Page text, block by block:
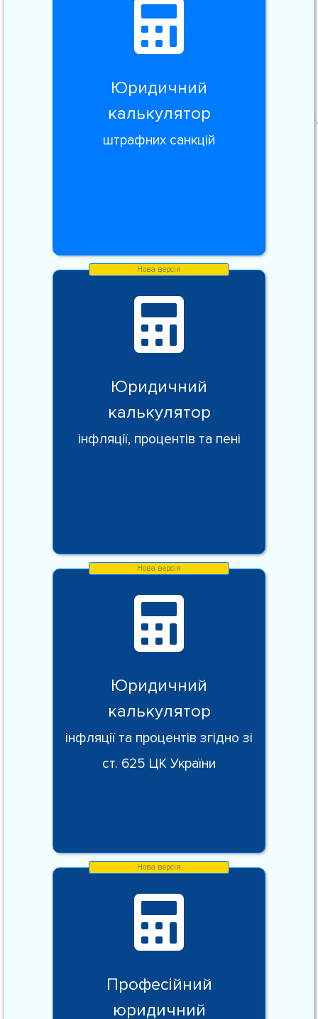
Юридичний
калькулятор
штрафних санкцій
Юридичний
калькулятор
інфляції, процентів та пені
Юридичний
калькулятор
інфляції та процентів згідно зі
ст. 625 ЦК України
Професійний
юридичний